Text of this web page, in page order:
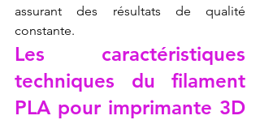
assurant des résultats de qualité
constante.
Les caractéristiques
techniques du filament
PLA pour imprimante 3D